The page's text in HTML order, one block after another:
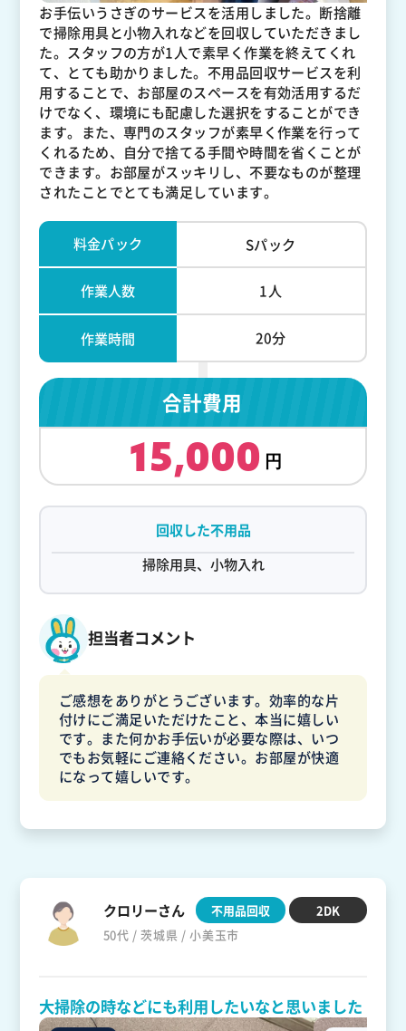
お手伝いうさぎのサービスを活用しました。断捨離
で掃除用具と小物入れなどを回収していただきまし
た。スタッフの方が1人で素早く作業を終えてくれ
て、とても助かりました。不用品回収サービスを利
用することで、お部屋のスペースを有効活用するだ
けでなく、環境にも配慮した選択をすることができ
ます。また、専門のスタッフが素早く作業を行って
くれるため、自分で捨てる手間や時間を省くことが
できます。お部屋がスッキリし、不要なものが整理
されたことでとても満足しています。
料金パック Sパック
作業人数 1人
作業時間 20分
合計費用
15,000
回収した不用品
掃除用具、小物入れ
担当者コメント
ご感想をありがとうございます。効率的な片
付けにご満足いただけたこと、本当に嬉しい
です。また何かお手伝いが必要な際は、いつ
でもお気軽にご連絡ください。お部屋が快適
になって嬉しいです。
クロリーさん
50代 / 茨城県 / 小美玉市
不用品回収 2DK
大掃除の時などにも利用したいなと思いました